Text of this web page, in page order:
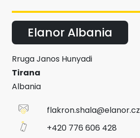
Elanor Albania
Rruga Janos Hunyadi
Tirana
Albania
flakron.shala@elanor.cz
+420 776 606 428